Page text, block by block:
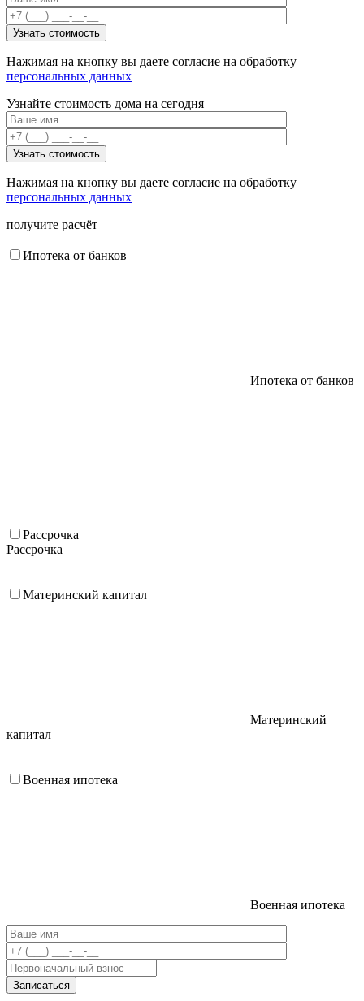
Нажимая на кнопку вы даете согласие на обработку
персональных данных
Узнайте стоимость дома на сегодня
Нажимая на кнопку вы даете согласие на обработку
персональных данных
получите расчёт
Ипотека от банков
Ипотека от банков
Рассрочка
Рассрочка
Материнский капитал
Материнский
капитал
Военная ипотека
Военная ипотека